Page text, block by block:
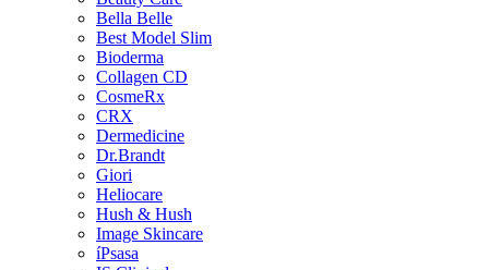
Bella Belle
Best Model Slim
Bioderma
Collagen CD
CosmeRx
CRX
Dermedicine
Dr.Brandt
Giori
Heliocare
Hush & Hush
Image Skincare
íPsasa